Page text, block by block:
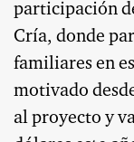
participación
Cría, donde
familiares en
motivado
al proyecto y